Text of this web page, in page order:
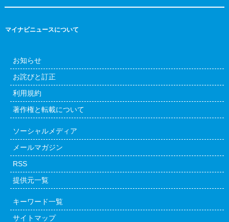
マイナビニュースについて
お知らせ
お詫びと訂正
利用規約
著作権と転載について
ソーシャルメディア
メールマガジン
RSS
提供元一覧
キーワード一覧
サイトマップ